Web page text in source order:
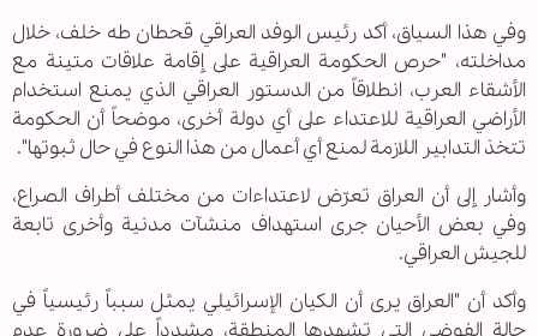
وفي هذا السياق، أكد رئيس الوفد العراقي قحطان طه خلف، خلال
مداخلته، "حرص الحكومة العراقية على إقامة علاقات متينة مع
الأشقاء العرب، انطلاقاً من الدستور العراقي الذي يمنع استخدام
الأراضي العراقية للاعتداء على أي دولة أخرى، موضحاً أن الحكومة
تتخذ التدابير اللازمة لمنع أي أعمال من هذا النوع في حال ثبوتها".
وأشار إلى أن العراق تعرّض لاعتداءات من مختلف أطراف الصراع،
وفي بعض الأحيان جرى استهداف منشآت مدنية وأخرى تابعة
للجيش العراقي.
وأكد أن "العراق يرى أن الكيان الإسرائيلي يمثل سبباً رئيسياً في
حالة الفوضى التي تشهدها المنطقة، مشدداً على ضرورة عدم